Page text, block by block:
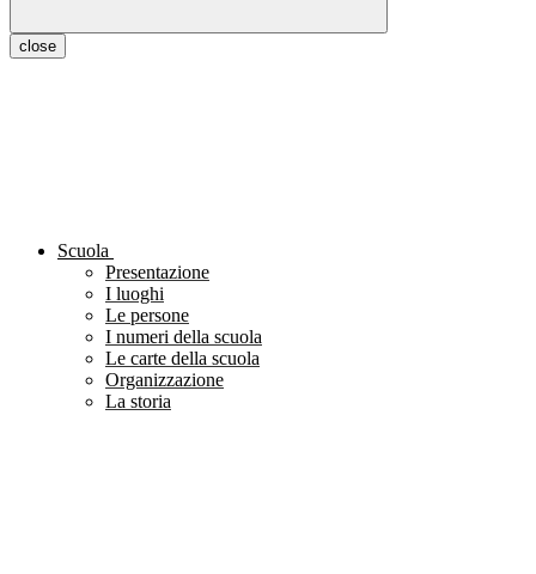
close
Scuola
Presentazione
I luoghi
Le persone
I numeri della scuola
Le carte della scuola
Organizzazione
La storia